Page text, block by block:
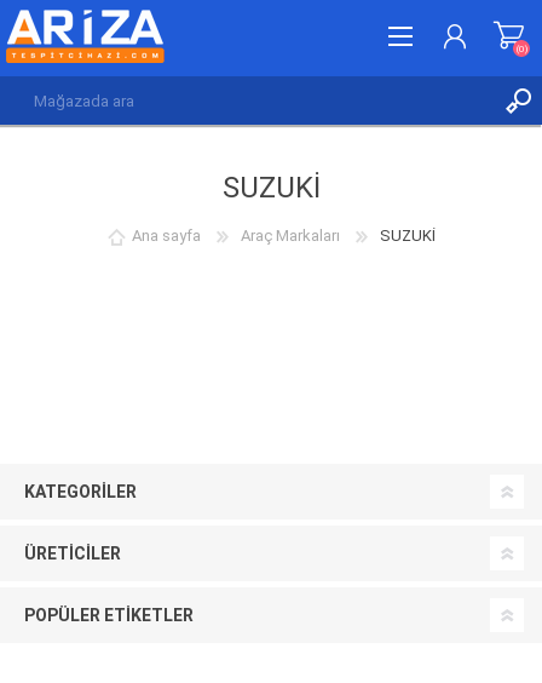
(0)
SUZUKİ
Ana sayfa Araç Markaları SUZUKİ
KATEGORILER
ÜRETICILER
POPÜLER ETIKETLER